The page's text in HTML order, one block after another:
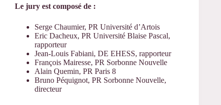
Le jury est composé de :
Serge Chaumier, PR Université d’Artois
Eric Dacheux, PR Université Blaise Pascal,
rapporteur
Jean-Louis Fabiani, DE EHESS, rapporteur
François Mairesse, PR Sorbonne Nouvelle
Alain Quemin, PR Paris 8
Bruno Péquignot, PR Sorbonne Nouvelle,
directeur